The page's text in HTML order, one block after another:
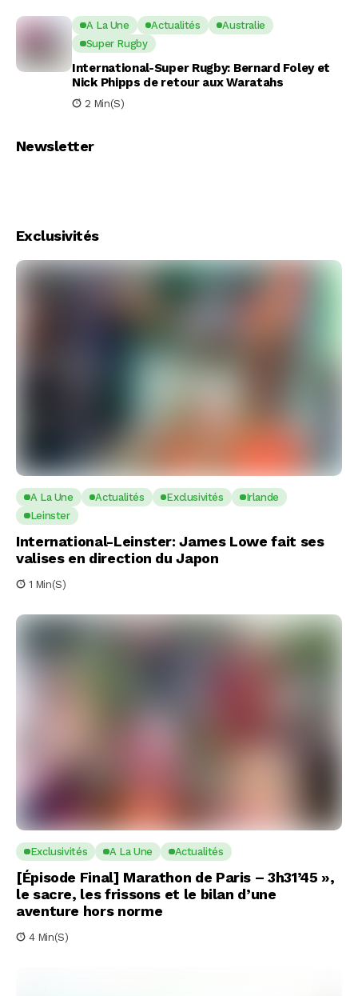
A La Une Actualités
Australie
Super Rugby
International-Super Rugby: Bernard Foley et
Nick Phipps de retour aux Waratahs
2 Min(s)
Newsletter
Exclusivités
A La Une Actualités Exclusivités
Irlande
Leinster
International-Leinster: James Lowe fait ses
valises en direction du Japon
1 Min(s)
Exclusivités A La Une Actualités
[Épisode Final] Marathon de Paris – 3h31’45 »,
le sacre, les frissons et le bilan d’une
aventure hors norme
4 Min(s)